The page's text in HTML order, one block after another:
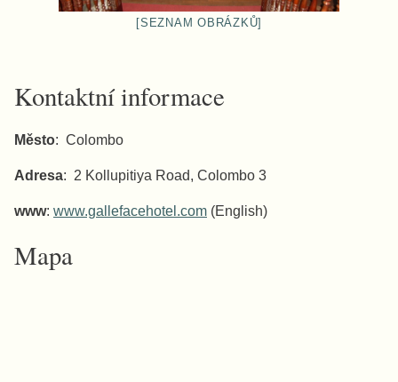
[SEZNAM OBRÁZKŮ]
Kontaktní informace
Město: Colombo
Adresa: 2 Kollupitiya Road, Colombo 3
www: www.gallefacehotel.com (English)
Mapa